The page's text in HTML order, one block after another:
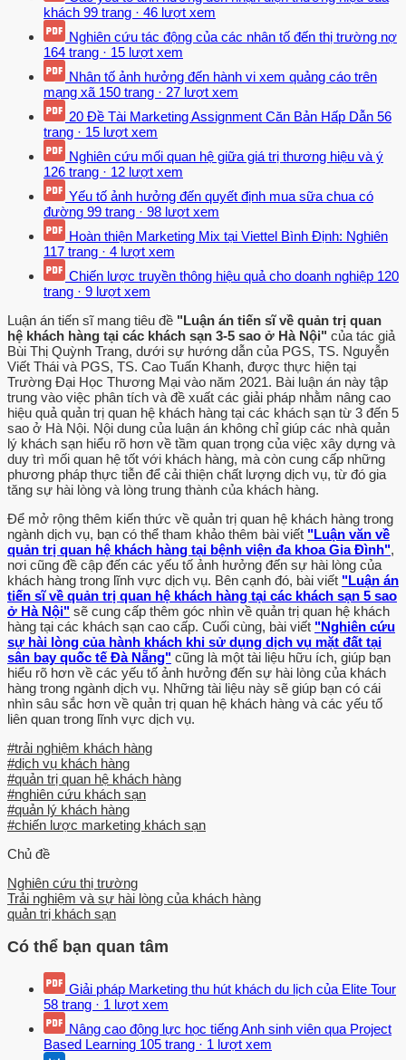
khách 99 trang · 46 lượt xem
Nghiên cứu tác động của các nhân tố đến thị trường nợ
164 trang · 15 lượt xem
Nhân tố ảnh hưởng đến hành vi xem quảng cáo trên
mạng xã 150 trang · 27 lượt xem
20 Đề Tài Marketing Assignment Căn Bản Hấp Dẫn 56
trang · 15 lượt xem
Nghiên cứu mối quan hệ giữa giá trị thương hiệu và ý
126 trang · 12 lượt xem
Yếu tố ảnh hưởng đến quyết định mua sữa chua có
đường 99 trang · 98 lượt xem
Hoàn thiện Marketing Mix tại Viettel Bình Định: Nghiên
117 trang · 4 lượt xem
Chiến lược truyền thông hiệu quả cho doanh nghiệp 120
trang · 9 lượt xem
Luận án tiến sĩ mang tiêu đề "Luận án tiến sĩ về quản trị quan
hệ khách hàng tại các khách sạn 3-5 sao ở Hà Nội" của tác giả
Bùi Thị Quỳnh Trang, dưới sự hướng dẫn của PGS, TS. Nguyễn
Viết Thái và PGS, TS. Cao Tuấn Khanh, được thực hiện tại
Trường Đại Học Thương Mại vào năm 2021. Bài luận án này tập
trung vào việc phân tích và đề xuất các giải pháp nhằm nâng cao
hiệu quả quản trị quan hệ khách hàng tại các khách sạn từ 3 đến 5
sao ở Hà Nội. Nội dung của luận án không chỉ giúp các nhà quản
lý khách sạn hiểu rõ hơn về tầm quan trọng của việc xây dựng và
duy trì mối quan hệ tốt với khách hàng, mà còn cung cấp những
phương pháp thực tiễn để cải thiện chất lượng dịch vụ, từ đó gia
tăng sự hài lòng và lòng trung thành của khách hàng.
Để mở rộng thêm kiến thức về quản trị quan hệ khách hàng trong
ngành dịch vụ, bạn có thể tham khảo thêm bài viết "Luận văn về
quản trị quan hệ khách hàng tại bệnh viện đa khoa Gia Đình",
nơi cũng đề cập đến các yếu tố ảnh hưởng đến sự hài lòng của
khách hàng trong lĩnh vực dịch vụ. Bên cạnh đó, bài viết "Luận án
tiến sĩ về quản trị quan hệ khách hàng tại các khách sạn 5 sao
ở Hà Nội" sẽ cung cấp thêm góc nhìn về quản trị quan hệ khách
hàng tại các khách sạn cao cấp. Cuối cùng, bài viết "Nghiên cứu
sự hài lòng của hành khách khi sử dụng dịch vụ mặt đất tại
sân bay quốc tế Đà Nẵng" cũng là một tài liệu hữu ích, giúp bạn
hiểu rõ hơn về các yếu tố ảnh hưởng đến sự hài lòng của khách
hàng trong ngành dịch vụ. Những tài liệu này sẽ giúp bạn có cái
nhìn sâu sắc hơn về quản trị quan hệ khách hàng và các yếu tố
liên quan trong lĩnh vực dịch vụ.
#trải nghiệm khách hàng
#dịch vụ khách hàng
#quản trị quan hệ khách hàng
#nghiên cứu khách sạn
#quản lý khách hàng
#chiến lược marketing khách sạn
Chủ đề
Nghiên cứu thị trường
Trải nghiệm và sự hài lòng của khách hàng
quản trị khách sạn
Có thể bạn quan tâm
Giải pháp Marketing thu hút khách du lịch của Elite Tour
58 trang · 1 lượt xem
Nâng cao động lực học tiếng Anh sinh viên qua Project
Based Learning 105 trang · 1 lượt xem